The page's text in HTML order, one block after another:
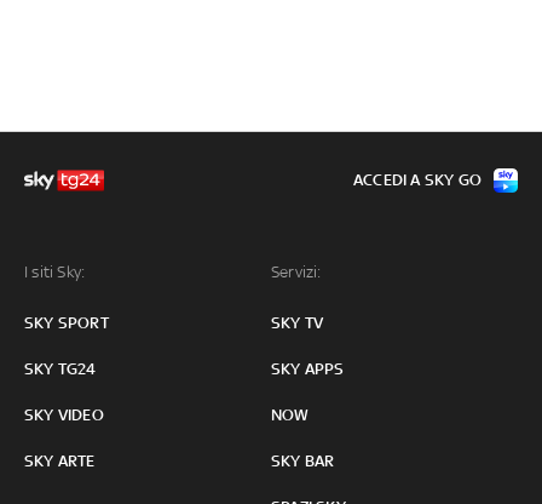
I siti Sky:
SKY SPORT
SKY TG24
SKY VIDEO
SKY ARTE
Servizi:
SKY TV
SKY APPS
NOW
SKY BAR
ACCEDI A SKY GO